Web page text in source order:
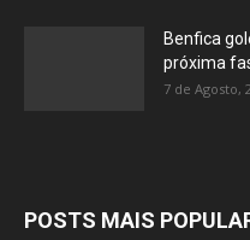
Benfica
próxima
7 de Agosto,
POSTS MAIS